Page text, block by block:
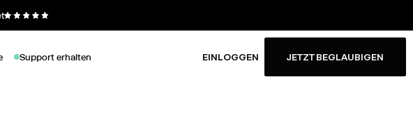
Support erhalten EINLOGGEN JETZT BEGLAUBIGEN